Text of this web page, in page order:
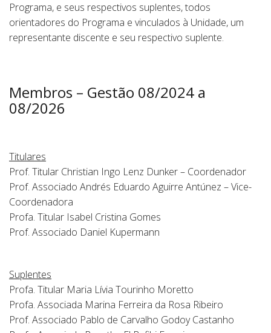
Programa, e seus respectivos suplentes, todos
orientadores do Programa e vinculados à Unidade, um
representante discente e seu respectivo suplente.
Membros – Gestão 08/2024 a
08/2026
Titulares
Prof. Titular Christian Ingo Lenz Dunker – Coordenador
Prof. Associado Andrés Eduardo Aguirre Antúnez – Vice-
Coordenadora
Profa. Titular Isabel Cristina Gomes
Prof. Associado Daniel Kupermann
Suplentes
Profa. Titular Maria Lívia Tourinho Moretto
Profa. Associada Marina Ferreira da Rosa Ribeiro
Prof. Associado Pablo de Carvalho Godoy Castanho